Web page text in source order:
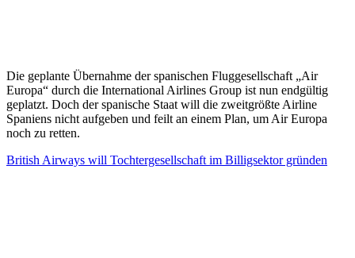
Die geplante Übernahme der spanischen Fluggesellschaft „Air
Europa“ durch die International Airlines Group ist nun endgültig
geplatzt. Doch der spanische Staat will die zweitgrößte Airline
Spaniens nicht aufgeben und feilt an einem Plan, um Air Europa
noch zu retten.
British Airways will Tochtergesellschaft im Billigsektor gründen